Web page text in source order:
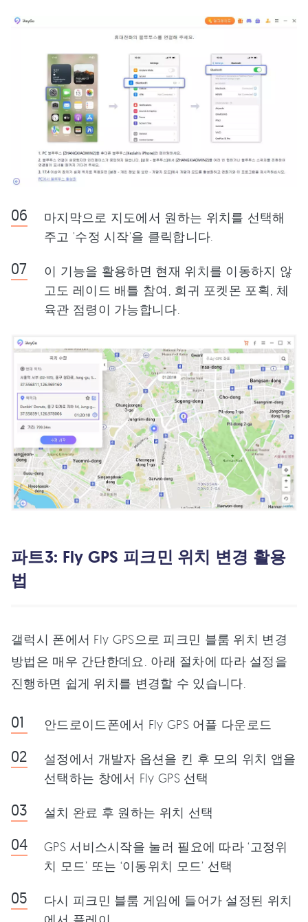
마지막으로 지도에서 원하는 위치를 선택해
주고 '수정 시작'을 클릭합니다.
이 기능을 활용하면 현재 위치를 이동하지 않
고도 레이드 배틀 참여, 희귀 포켓몬 포획, 체
육관 점령이 가능합니다.
파트3: Fly GPS 피크민 위치 변경 활용
법
갤럭시 폰에서 Fly GPS으로 피크민 블룸 위치 변경
방법은 매우 간단한데요. 아래 절차에 따라 설정을
진행하면 쉽게 위치를 변경할 수 있습니다.
안드로이드폰에서 Fly GPS 어플 다운로드
설정에서 개발자 옵션을 킨 후 모의 위치 앱을
선택하는 창에서 Fly GPS 선택
설치 완료 후 원하는 위치 선택
GPS 서비스시작을 눌러 필요에 따라 ‘고정위
치 모드’ 또는 ‘이동위치 모드’ 선택
다시 피크민 블룸 게임에 들어가 설정된 위치